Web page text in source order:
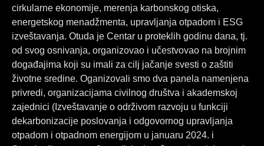
cirkularne ekonomije, merenja karbonskog otiska,
energetskog menadžmenta, upravljanja otpadom i ESG
izveštavanja. Otuda je Centar u proteklih godinu dana, tj.
od svog osnivanja, organizovao i učestvovao na brojnim
događajima koji su imali za cilj jačanje svesti o zaštiti
životne sredine. Oganizovali smo dva panela namenjena
privredi, organizacijama civilnog društva i akademskoj
zajednici (Izveštavanje o održivom razvoju u funkciji
dekarbonizacije poslovanja i odgovornog upravljanja
otpadom i otpadnom energijom u januaru 2024. i